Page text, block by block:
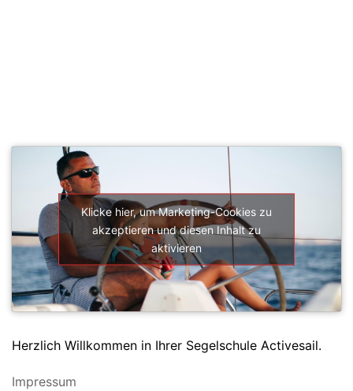
Klicke hier, um Marketing-Cookies zu
akzeptieren und diesen Inhalt zu
aktivieren
Herzlich Willkommen in Ihrer Segelschule Activesail.
Impressum